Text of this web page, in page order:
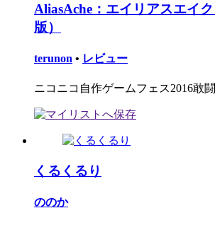
AliasAche：エイリアスエイ
版）
terunon • レビュー
ニコニコ自作ゲームフェス2016敢
くるくるり
ののか